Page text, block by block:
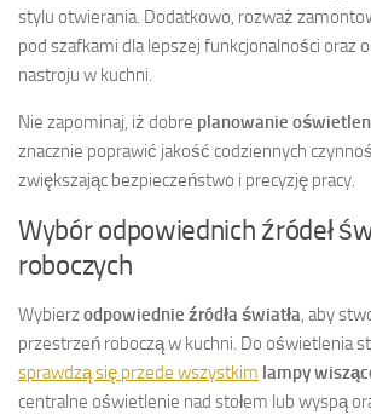
stylu otwierania. Dodatkowo, rozważ
pod szafkami dla lepszej funkcjonalności oraz
nastroju w kuchni.
Nie zapominaj, iż dobre planowanie
znacznie poprawić jakość codziennych
zwiększając bezpieczeństwo i precyzję pracy.
Wybór odpowiednich źródeł
roboczych
Wybierzodpowiednie źródła światła , aby
przestrzeń roboczą w kuchni. Do oświetlenia
sprawdzą się przede wszystkim lampy
centralne oświetlenie nad stołem lub wyspą